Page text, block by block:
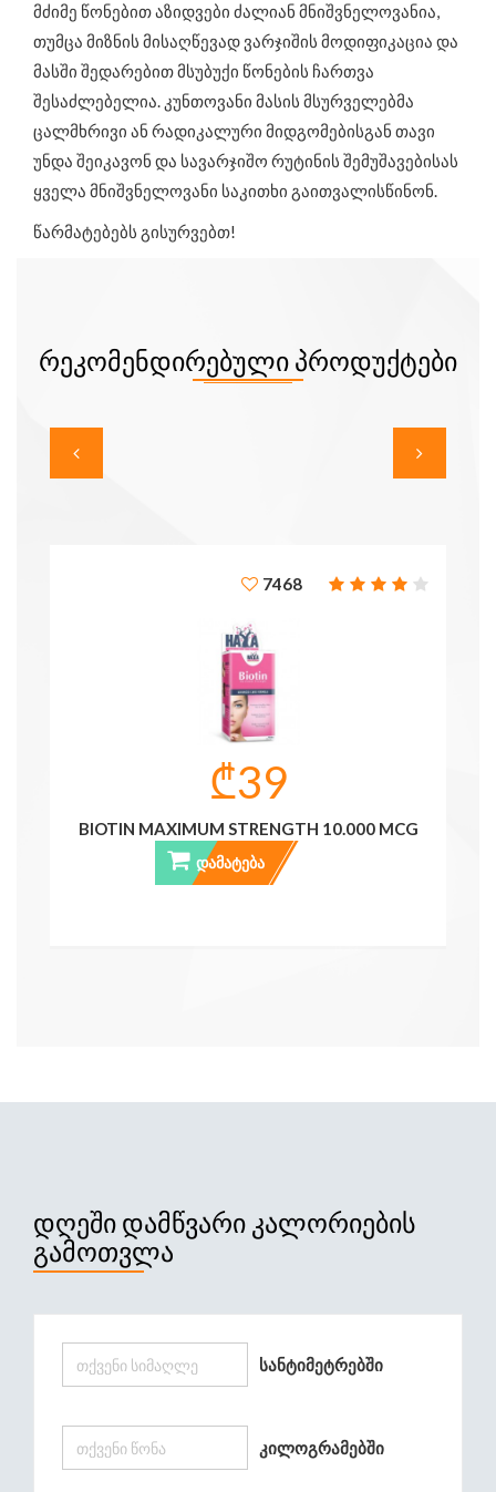
მძიმე წონებით აზიდვები ძალიან მნიშვნელოვანია,
თუმცა მიზნის მისაღწევად ვარჯიშის მოდიფიკაცია და
მასში შედარებით მსუბუქი წონების ჩართვა
შესაძლებელია. კუნთოვანი მასის მსურველებმა
ცალმხრივი ან რადიკალური მიდგომებისგან თავი
უნდა შეიკავონ და სავარჯიშო რუტინის შემუშავებისას
ყველა მნიშვნელოვანი საკითხი გაითვალისწინონ.
წარმატებებს გისურვებთ!
ᲠᲔᲙᲝᲛᲔᲜᲓᲘᲠᲔᲑᲣᲚᲘ ᲞᲠᲝᲓᲣᲥᲢᲔᲑᲘ
7468
₾39
BIOTIN MAXIMUM STRENGTH 10.000 MCG
ᲓᲐᲛᲐᲢᲔᲑᲐ
ᲓᲦᲔᲨᲘ ᲓᲐᲛᲬᲕᲐᲠᲘ ᲙᲐᲚᲝᲠᲘᲔᲑᲘᲡ
ᲒᲐᲛᲝᲗᲕᲚᲐ
Სანტიმეტრებში
Კილოგრამებში